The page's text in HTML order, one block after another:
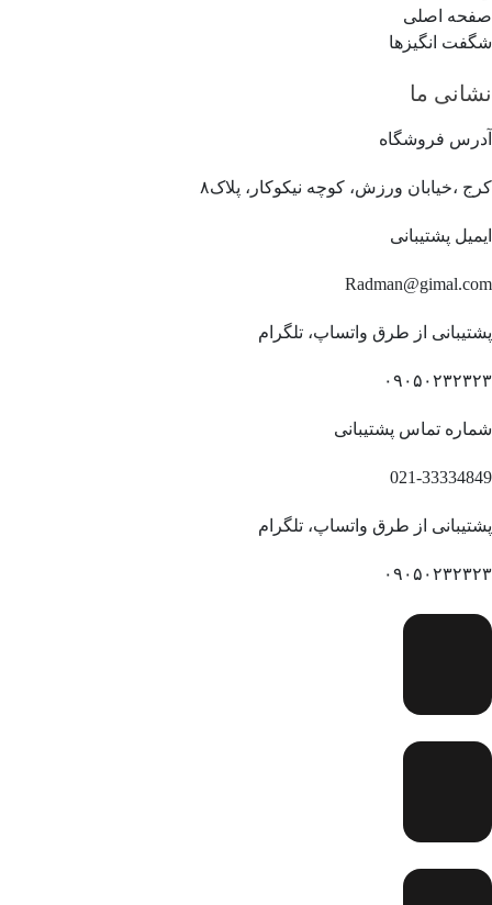
صفحه اصلی
شگفت انگیزها
نشانی ما
آدرس فروشگاه
کرج ،خیابان ورزش، کوچه نیکوکار، پلاک۸
ایمیل پشتیبانی
Radman@gimal.com
پشتیبانی از طرق واتساپ، تلگرام
۰۹۰۵۰۲۳۲۳۲۳
شماره تماس پشتیبانی
021-33334849
پشتیبانی از طرق واتساپ، تلگرام
۰۹۰۵۰۲۳۲۳۲۳